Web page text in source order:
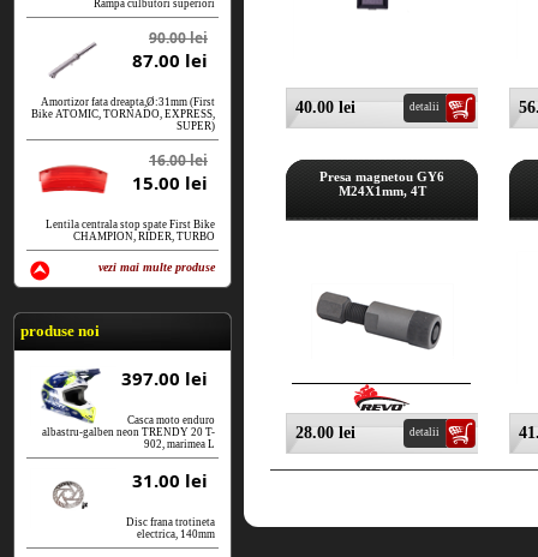
Rampa culbutori superiori
90.00 lei
87.00 lei
Amortizor fata dreapta,Ø:31mm (First
Bike ATOMIC, TORNADO, EXPRESS,
SUPER)
16.00 lei
15.00 lei
Lentila centrala stop spate First Bike
CHAMPION, RIDER, TURBO
vezi mai multe produse
vezi produse
produse noi
397.00 lei
Casca moto enduro
albastru-galben neon TRENDY 20 T-
902, marimea L
31.00 lei
Disc frana trotineta
electrica, 140mm
40.00 lei detalii
Presa magnetou GY6
M24X1mm, 4T
28.00 lei detalii